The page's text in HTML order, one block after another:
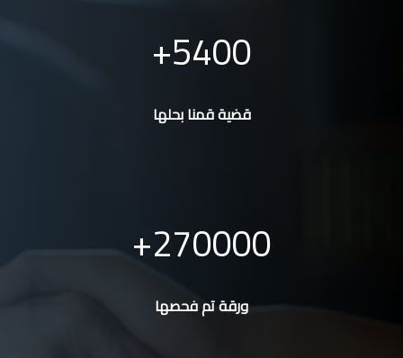
5400
قضية قمنا بحلها
270000
ورقة تم فحصها